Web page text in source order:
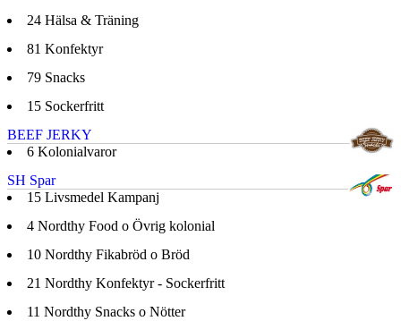
24 Hälsa & Träning
81 Konfektyr
79 Snacks
15 Sockerfritt
BEEF JERKY
6 Kolonialvaror
SH Spar
15 Livsmedel Kampanj
4 Nordthy Food o Övrig kolonial
10 Nordthy Fikabröd o Bröd
21 Nordthy Konfektyr - Sockerfritt
11 Nordthy Snacks o Nötter